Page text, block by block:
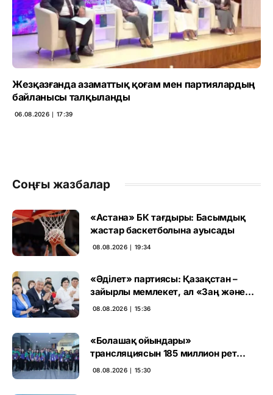
Жезқазғанда азаматтық қоғам мен партиялардың
байланысы талқыланды
06.08.2026 ∣ 17:39
Соңғы жазбалар
«Астана» БК тағдыры: Басымдық
жастар баскетболына ауысады
08.08.2026 ∣ 19:34
«Әділет» партиясы: Қазақстан –
зайырлы мемлекет, ал «Заң және
тәртіп» қағидаты баршаға міндетті
08.08.2026 ∣ 15:36
«Болашақ ойындары»
трансляциясын 185 миллион рет
көрген
08.08.2026 ∣ 15:30